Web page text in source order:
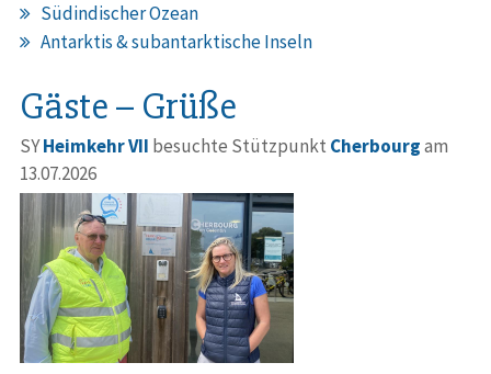
Südindischer Ozean
Antarktis & subantarktische Inseln
Gäste – Grüße
SYHeimkehr VII besuchte Stützpunkt Cherbourgam
13.07.2026